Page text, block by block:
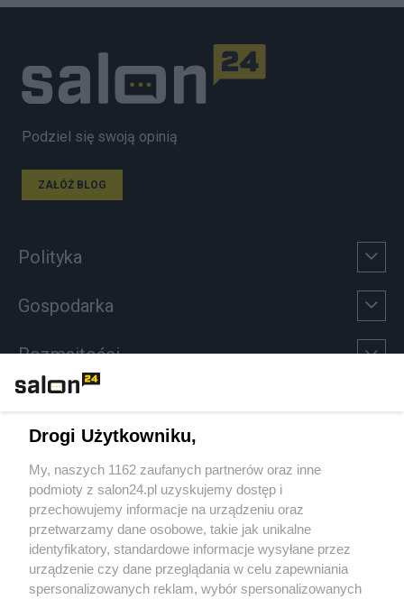
Podziel się swoją opinią
ZAŁÓŻ BLOG
Polityka
Gospodarka
Rozmaitości
Sport
Społeczeństwo
Kultura
Drogi Użytkowniku,
My, naszych 1162 zaufanych partnerów oraz inne
podmioty z salon24.pl uzyskujemy dostęp i
przechowujemy informacje na urządzeniu oraz
przetwarzamy dane osobowe, takie jak unikalne
identyfikatory, standardowe informacje wysyłane przez
urządzenie czy dane przeglądania w celu zapewniania
spersonalizowanych reklam, wybór spersonalizowanych